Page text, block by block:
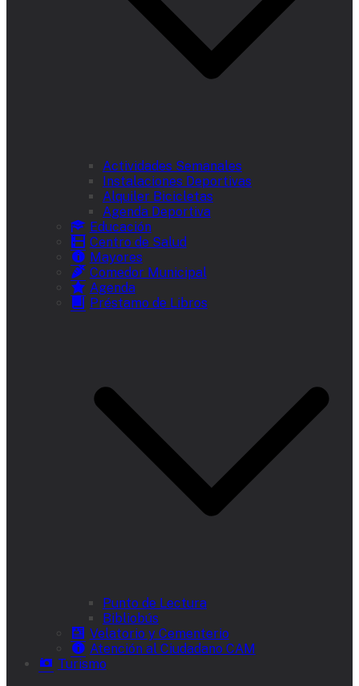
Actividades Semanales
Instalaciones Deportivas
Alquiler Bicicletas
Agenda Deportiva
Educación
Centro de Salud
Mayores
Comedor Municipal
Agenda
Préstamo de Libros
Punto de Lectura
Bibliobús
Velatorio y Cementerio
Atención al Ciudadano CAM
Turismo